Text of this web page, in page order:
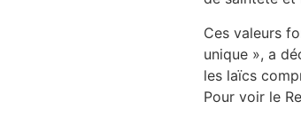
Ces valeurs
unique », a
les laïcs
Pour voir le